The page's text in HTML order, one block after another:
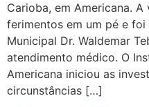
Carioba, em Americana.
ferimentos em um pé e
Municipal Dr. Waldemar
atendimento médico. O
Americana iniciou as
circunstâncias […]